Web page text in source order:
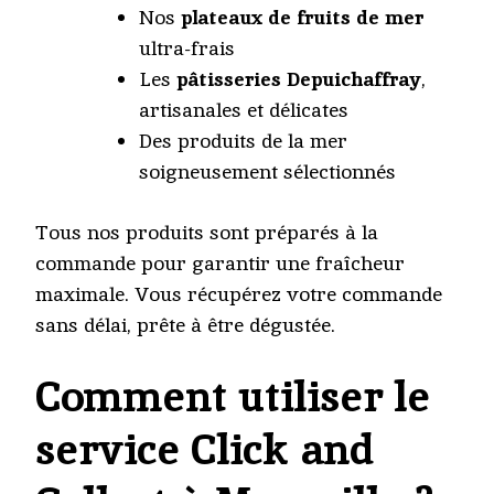
Nos plateaux de fruits de mer
ultra-frais
Les pâtisseries Depuichaffray,
artisanales et délicates
Des produits de la mer
soigneusement sélectionnés
Tous nos produits sont préparés à la
commande pour garantir une fraîcheur
maximale. Vous récupérez votre commande
sans délai, prête à être dégustée.
Comment utiliser le
service Click and